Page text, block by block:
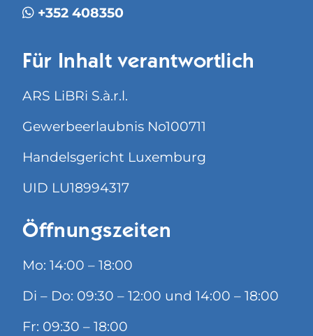
+352 408350
Für Inhalt verantwortlich
ARS LiBRi S.à.r.l.
Gewerbeerlaubnis No100711
Handelsgericht Luxemburg
UID LU18994317
Öffnungszeiten
Mo: 14:00 – 18:00
Di – Do: 09:30 – 12:00 und 14:00 – 18:00
Fr: 09:30 – 18:00